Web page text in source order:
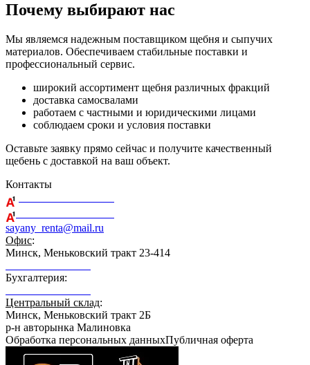
Почему выбирают нас
Мы являемся надежным поставщиком щебня и сыпучих
материалов. Обеспечиваем стабильные поставки и
профессиональный сервис.
широкий ассортимент щебня различных фракций
доставка самосвалами
работаем с частными и юридическими лицами
соблюдаем сроки и условия поставки
Оставьте заявку прямо сейчас и получите качественный
щебень с доставкой на ваш объект.
Контакты
sayany_renta@mail.ru
Офис:
Минск, Меньковский тракт 23-414
Бухгалтерия:
Центральный склад:
Минск, Меньковский тракт 2Б
р-н авторынка Малиновка
Обработка персональных данныхПубличная оферта